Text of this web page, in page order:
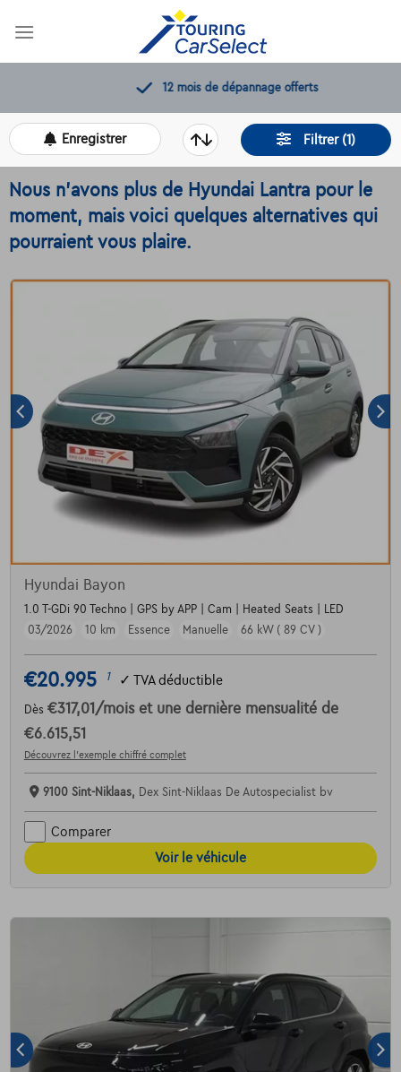
12 mois de dépannage offerts
Filtrer (1)
Enregistrer
Nous n'avons plus de Hyundai Lantra pour le
moment, mais voici quelques alternatives qui
pourraient vous plaire.
Hyundai Bayon
1.0 T-GDi 90 Techno | GPS by APP | Cam | Heated Seats | LED
03/2026
10 km Essence Manuelle 66 kW ( 89 CV )
€20.995 1 ✓ TVA déductible
Dès €317,01 /mois et une dernière mensualité de
€6.615,51
Découvrez l’exemple chiffré complet
9100 Sint-Niklaas, Dex Sint-Niklaas De Autospecialist bv
Comparer
Voir le véhicule